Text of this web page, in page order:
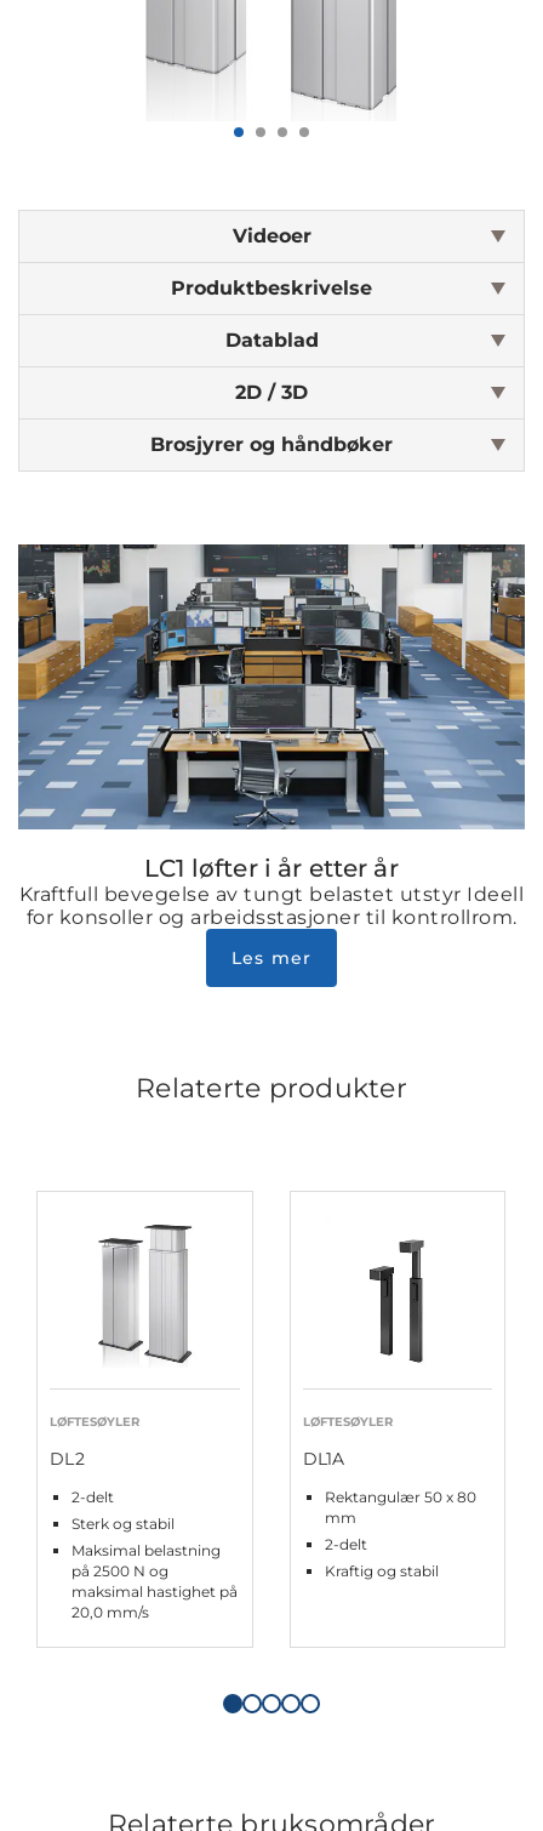
Videoer
Produktbeskrivelse
Datablad
2D / 3D
Brosjyrer og håndbøker
LC1 løfter i år etter år
Kraftfull bevegelse av tungt belastet utstyr Ideell
for konsoller og arbeidsstasjoner til kontrollrom.
Les mer
Relaterte produkter
LØFTESØYLER
DL2
2-delt
Sterk og stabil
Maksimal belastning
på 2500 N og
maksimal hastighet på
20,0 mm/s
LØFTESØYLER
DL1A
Rektangulær 50 x 80
mm
2-delt
Kraftig og stabil
Relaterte bruksområder